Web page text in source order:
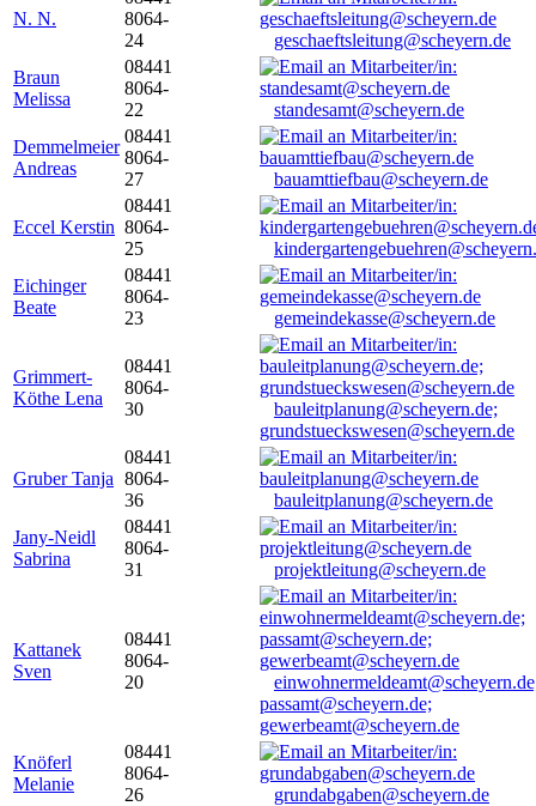
N. N.
8064-
24
geschaeftsleitung@scheyern.de
Braun
Melissa
08441
8064-
22
standesamt@scheyern.de
Demmelmeier
Andreas
08441
8064-
27
bauamttiefbau@scheyern.de
Eccel Kerstin
08441
8064-
25
Eichinger
Beate
08441
8064-
23
gemeindekasse@scheyern.de
Grimmert-
Köthe Lena
08441
8064-
30
bauleitplanung@scheyern.de;
grundstueckswesen@scheyern.de
Gruber Tanja
08441
8064-
36
bauleitplanung@scheyern.de
Jany-Neidl
Sabrina
08441
8064-
31
projektleitung@scheyern.de
Kattanek
Sven
08441
8064-
20
passamt@scheyern.de;
gewerbeamt@scheyern.de
Knöferl
Melanie
08441
8064-
26
grundabgaben@scheyern.de